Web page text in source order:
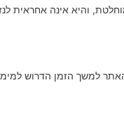
והיא אינה אחראית
למשך הזמן הדרוש